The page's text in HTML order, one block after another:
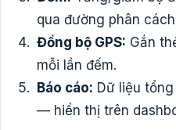
qua đường phân
Đồng bộ GPS: Gắn
mỗi lần đếm.
Báo cáo: Dữ liệu
— hiển thị trên